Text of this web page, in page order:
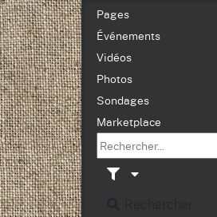
Pages
Événements
Vidéos
Photos
Sondages
Marketplace